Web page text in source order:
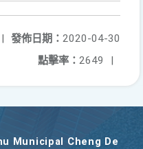
發佈日期： 2020-04-30
點擊率： 2649
Municipal Cheng De